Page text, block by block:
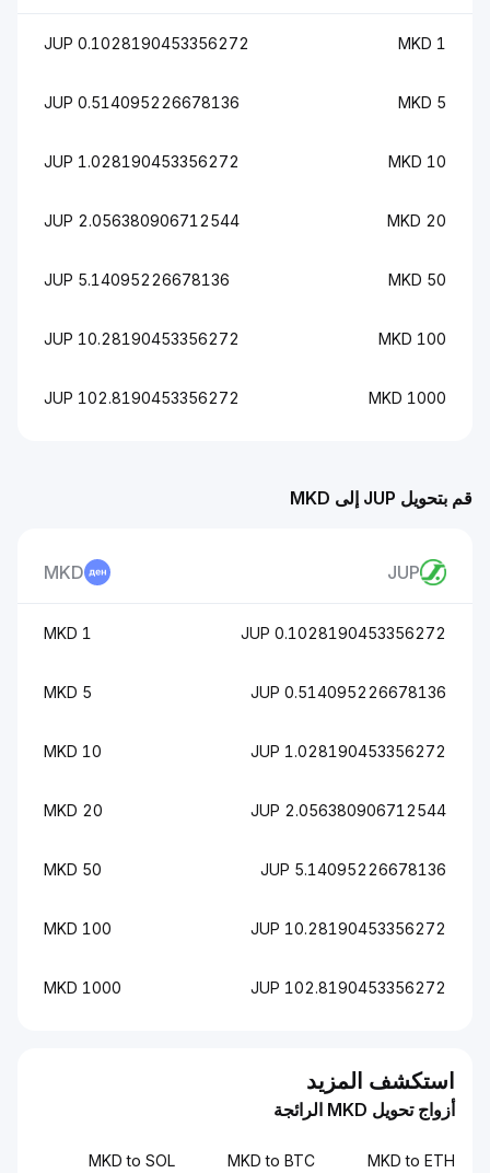
قم بتحويل JUP إلى MKD
JUP
MKD
0.1028190453356272 JUP
1 MKD
0.514095226678136 JUP
5 MKD
1.028190453356272 JUP
10 MKD
2.056380906712544 JUP
20 MKD
5.14095226678136 JUP
50 MKD
10.28190453356272 JUP
100 MKD
102.8190453356272 JUP
1000 MKD
1 MKD
0.1028190453356272 JUP
5 MKD
0.514095226678136 JUP
10 MKD
1.028190453356272 JUP
20 MKD
2.056380906712544 JUP
50 MKD
5.14095226678136 JUP
100 MKD
10.28190453356272 JUP
1000 MKD
102.8190453356272 JUP
استكشف المزيد
أزواج تحويل MKD الرائجة
MKD to ETH
MKD to BTC
MKD to SOL